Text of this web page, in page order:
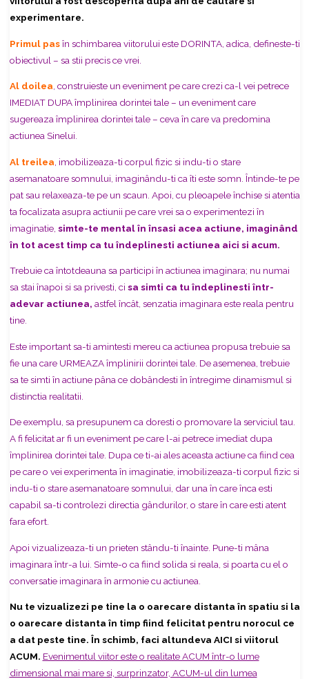
experimentare.
Primul pasîn schimbarea viitorului este DORINTA, adica, defineste-ti
obiectivul – sa stii precis ce vrei.
Al doilea , construieste un eveniment pe care crezi ca-l vei petrece
IMEDIAT DUPA împlinirea dorintei tale – un eveniment care
sugereaza împlinirea dorintei tale – ceva în care va predomina
actiunea Sinelui.
Al treilea , imobilizeaza-ti corpul fizic si indu-ti o stare
asemanatoare somnului, imaginându-ti ca îti este somn. Întinde-te pe
pat sau relaxeaza-te pe un scaun. Apoi, cu pleoapele închise si atentia
ta focalizata asupra actiunii pe care vrei sa o experimentezi în
imaginatie, simte-te mental în însasi acea actiune, imaginând
în tot acest timp ca tu îndeplinesti actiunea aici si acum.
Trebuie ca întotdeauna sa participi în actiunea imaginara; nu numai
sa stai înapoi si sa privesti, ci sa simti ca tu îndeplinesti într-
adevar actiunea, astfel încât, senzatia imaginara este reala pentru
tine.
Este important sa-ti amintesti mereu ca actiunea propusa trebuie sa
fie una care URMEAZA împlinirii dorintei tale. De asemenea, trebuie
sa te simti în actiune pâna ce dobândesti în întregime dinamismul si
distinctia realitatii.
De exemplu, sa presupunem ca doresti o promovare la serviciul tau.
A fi felicitat ar fi un eveniment pe care l-ai petrece imediat dupa
împlinirea dorintei tale. Dupa ce ti-ai ales aceasta actiune ca fiind cea
pe care o vei experimenta în imaginatie, imobilizeaza-ti corpul fizic si
indu-ti o stare asemanatoare somnului, dar una în care înca esti
capabil sa-ti controlezi directia gândurilor, o stare în care esti atent
fara efort.
Apoi vizualizeaza-ti un prieten stându-ti înainte. Pune-ti mâna
imaginara într-a lui. Simte-o ca fiind solida si reala, si poarta cu el o
conversatie imaginara în armonie cu actiunea.
Nu te vizualizezi pe tine la o oarecare distanta în spatiu si la
o oarecare distanta în timp fiind felicitat pentru norocul ce
a dat peste tine. În schimb, faci altundeva AICI si viitorul
ACUM. Evenimentul viitor este o realitate ACUM într-o lume
dimensional mai mare si, surprinzator, ACUM-ul din lumea